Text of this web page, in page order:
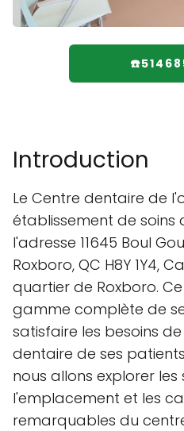
Introduction
Le Centre dentaire de
établissement de soins
l'adresse 11645 Boul
Roxboro, QC H8Y 1Y4,
quartier de Roxboro.
gamme complète de
satisfaire les besoins
dentaire de ses
nous allons explorer les
l'emplacement et les
remarquables du